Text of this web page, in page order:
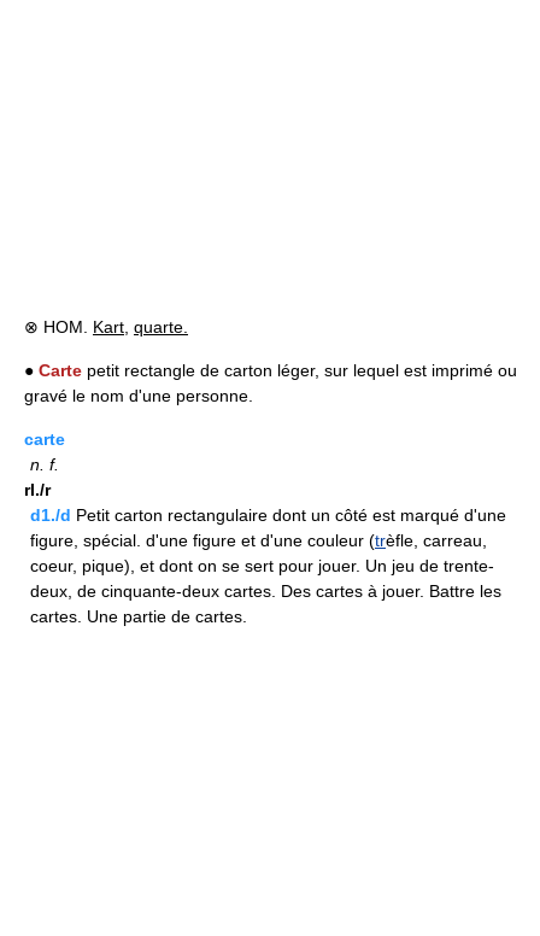
⊗ HOM. Kart quarte.
● Carte petit rectangle de carton léger, sur lequel est imprimé ou
gravé le nom d'une personne.
carte
n. f.
rI./r
d1./d Petit carton rectangulaire dont un côté est marqué d'une
figure, spécial. d'une figure et d'une couleur (trèfle, carreau,
coeur, pique), et dont on se sert pour jouer. Un jeu de trente-
deux, de cinquante-deux cartes. Des cartes à jouer. Battre les
cartes. Une partie de cartes.